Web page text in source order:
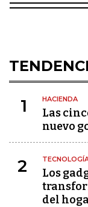
1 HACIENDA
Las
nuevo
2
Los
del